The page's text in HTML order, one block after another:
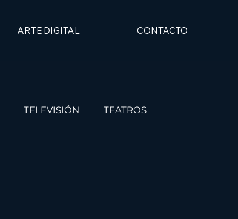
ARTE DIGITAL CONTACTO
TELEVISIÓN TEATROS